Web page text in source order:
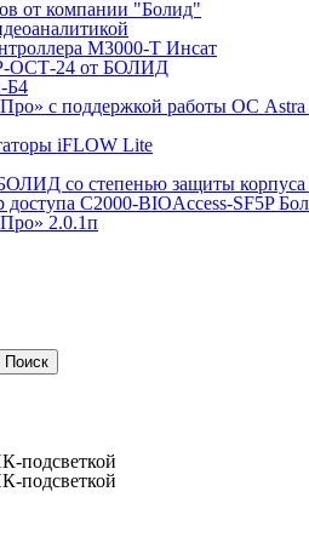
от компании "Болид"
М3000-Т Инсат
ОСТ-24 от БОЛИД
Б4
с поддержкой работы ОС
iFLOW Lite
со степенью защиты корпуса
доступа С2000-BIOAccess-SF5P
2.0.1п
Поиск
подсветкой
подсветкой